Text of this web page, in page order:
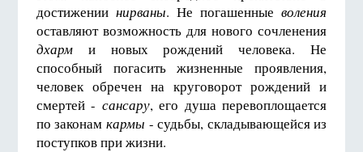
достижении нирваны. Не погашенныеволения
оставляют возможность для нового сочленения
дхарми новых рождений человека. Не
способный погасить жизненные проявления,
человек обречен на круговорот рождений и
смертей - сансару, его душа перевоплощается
по законам кармы - судьбы, складывающейся из
поступков при жизни.